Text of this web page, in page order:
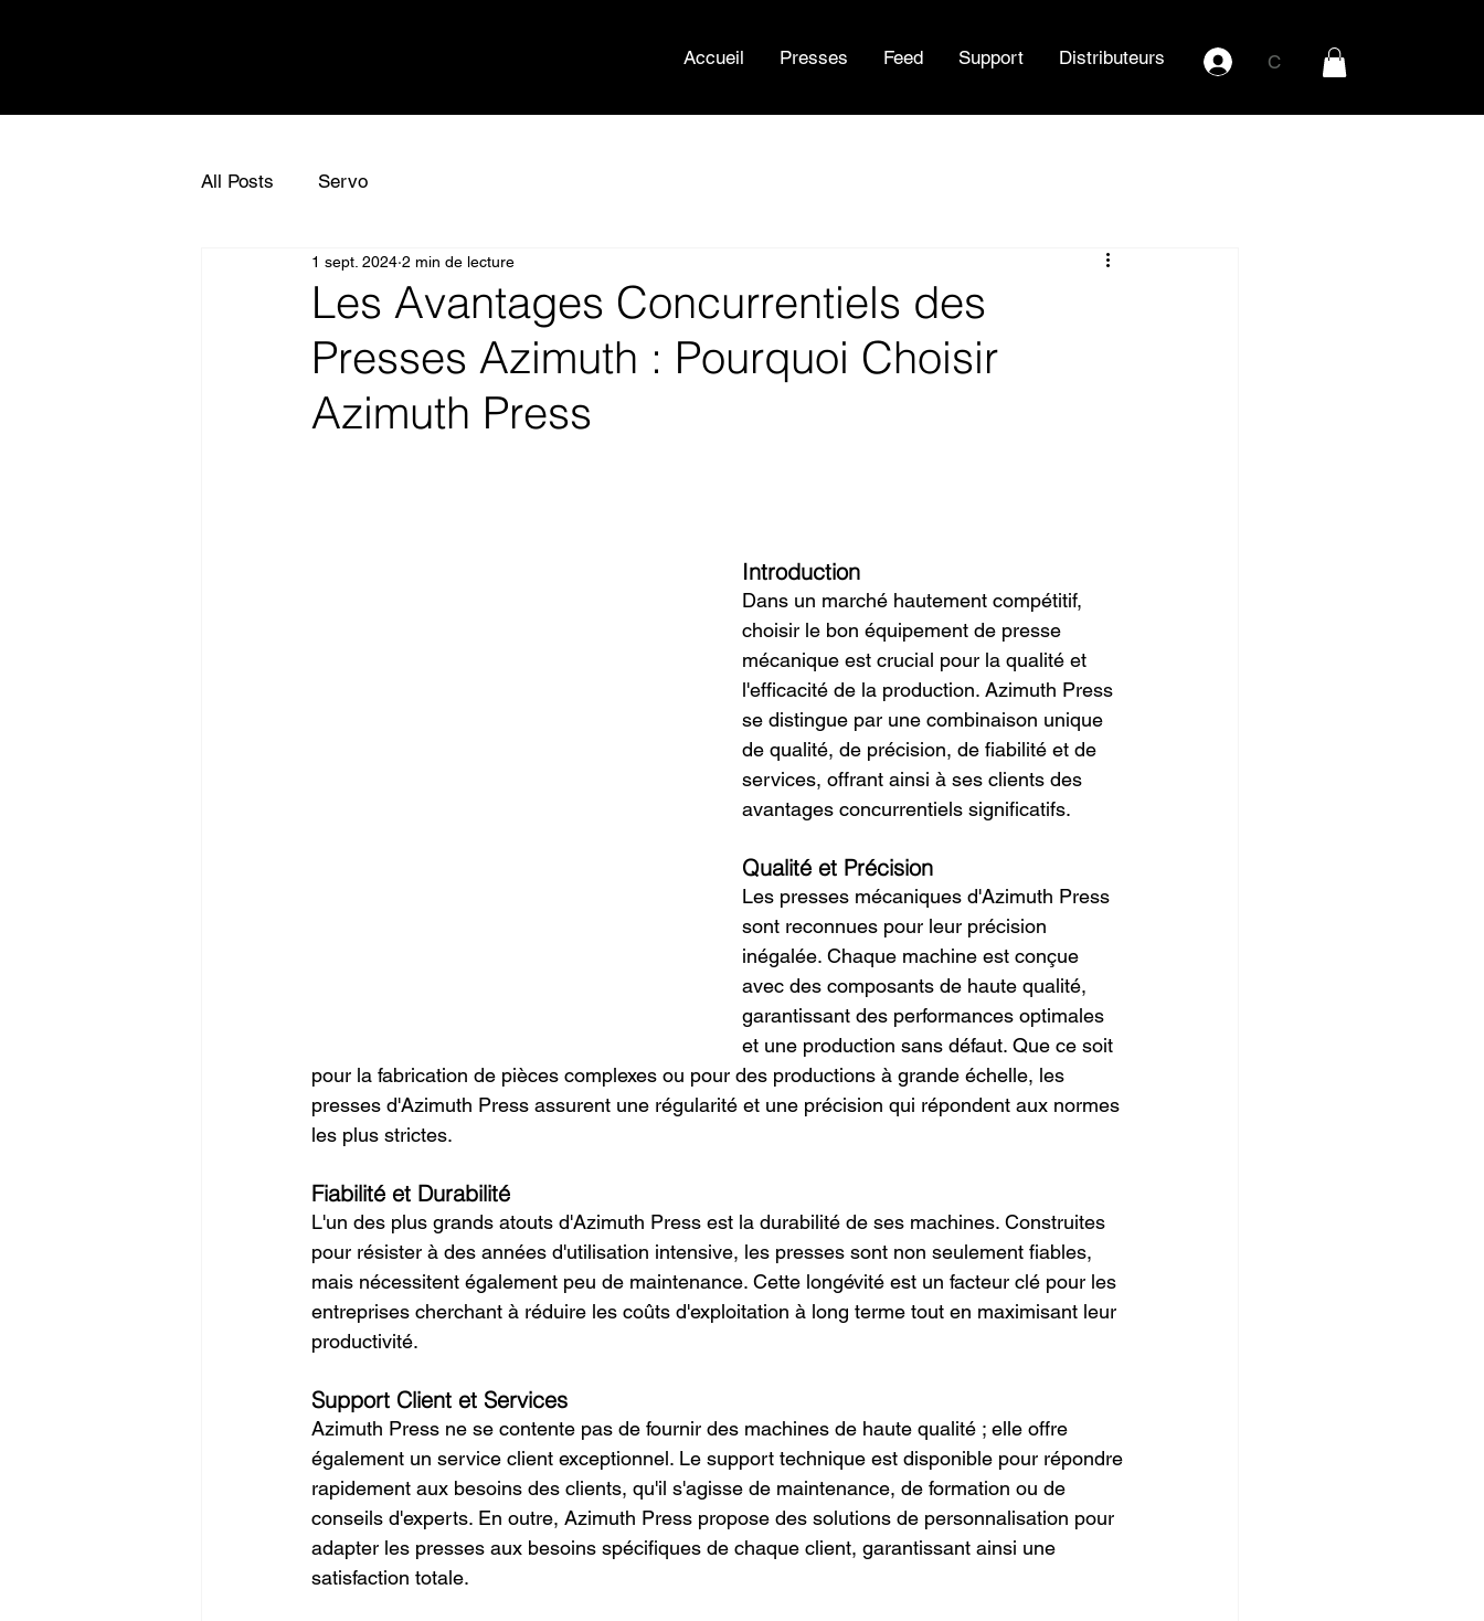
Accueil Presses Feed Support Distributeurs C
All Posts Servo
Les Avantages Concurrentiels des
Presses Azimuth : Pourquoi Choisir
Azimuth Press
1 sept. 2024 2 min de lecture
Introduction
Dans un marché hautement compétitif,
choisir le bon équipement de presse
mécanique est crucial pour la qualité et
l'efficacité de la production. Azimuth Press
se distingue par une combinaison unique
de qualité, de précision, de fiabilité et de
services, offrant ainsi à ses clients des
avantages concurrentiels significatifs.
Qualité et Précision
Les presses mécaniques d'Azimuth Press
sont reconnues pour leur précision
inégalée. Chaque machine est conçue
avec des composants de haute qualité,
garantissant des performances optimales
et une production sans défaut. Que ce soit
pour la fabrication de pièces complexes ou pour des productions à grande échelle, les
presses d'Azimuth Press assurent une régularité et une précision qui répondent aux normes
les plus strictes.
Fiabilité et Durabilité
L'un des plus grands atouts d'Azimuth Press est la durabilité de ses machines. Construites
pour résister à des années d'utilisation intensive, les presses sont non seulement fiables,
mais nécessitent également peu de maintenance. Cette longévité est un facteur clé pour les
entreprises cherchant à réduire les coûts d'exploitation à long terme tout en maximisant leur
productivité.
Support Client et Services
Azimuth Press ne se contente pas de fournir des machines de haute qualité ; elle offre
également un service client exceptionnel. Le support technique est disponible pour répondre
rapidement aux besoins des clients, qu'il s'agisse de maintenance, de formation ou de
conseils d'experts. En outre, Azimuth Press propose des solutions de personnalisation pour
adapter les presses aux besoins spécifiques de chaque client, garantissant ainsi une
satisfaction totale.